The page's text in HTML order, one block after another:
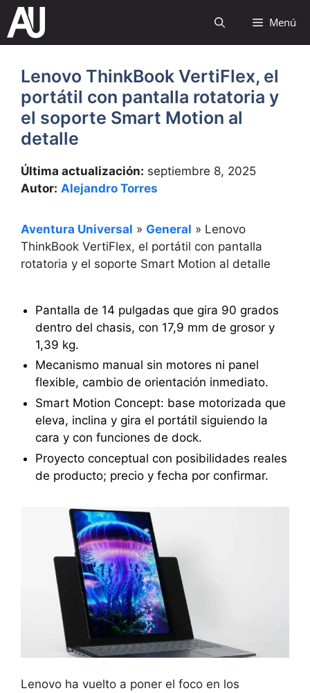
Saltar
contenido
Menú
Lenovo ThinkBook VertiFlex, el
portátil con pantalla rotatoria y
el soporte Smart Motion al
detalle
Última actualización: septiembre 8, 2025
Autor: Alejandro Torres
Aventura Universal » General » Lenovo
ThinkBook VertiFlex, el portátil con pantalla
rotatoria y el soporte Smart Motion al detalle
Pantalla de 14 pulgadas que gira 90 grados
dentro del chasis, con 17,9 mm de grosor y
1,39 kg.
Mecanismo manual sin motores ni panel
flexible, cambio de orientación inmediato.
Smart Motion Concept: base motorizada que
eleva, inclina y gira el portátil siguiendo la
cara y con funciones de dock.
Proyecto conceptual con posibilidades reales
de producto; precio y fecha por confirmar.
Lenovo ha vuelto a poner el foco en los